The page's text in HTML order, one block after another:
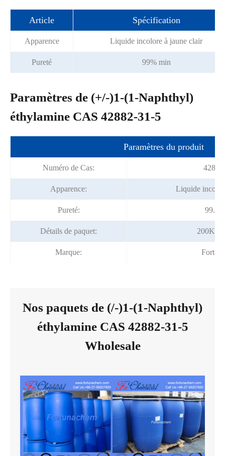
Article Spécification
Apparence Liquide incolore à jaune clair
Pureté 99% min
Paramètres de (+/-)1-(1-Naphthyl)
éthylamine CAS 42882-31-5
Paramètres du produit
Numéro de Cas:
Apparence: Liquide
Pureté:
Détails de paquet: 200Kg/
Marque:
Nos paquets de (/-)1-(1-Naphthyl)
éthylamine CAS 42882-31-5
Wholesale